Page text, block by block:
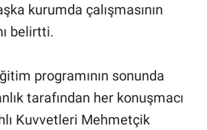
kurumda çalışmasının
belirtti.
programının sonunda
tarafından her konuşmacı
Kuvvetleri Mehmetçik